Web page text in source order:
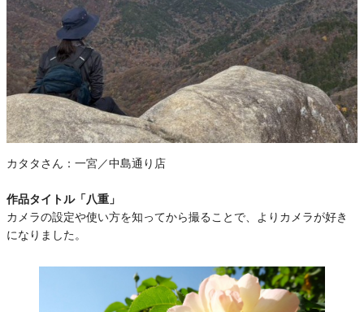
カタタさん： 一宮／中島通り店
作品タイトル「八重」
カメラの設定や使い方を知ってから撮ることで、よりカメラが好き
になりました。